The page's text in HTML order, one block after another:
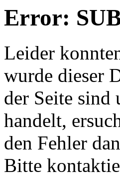
Error:
Leider
wurde dieser
der Seite sind
handelt,
den Fehler
Bitte